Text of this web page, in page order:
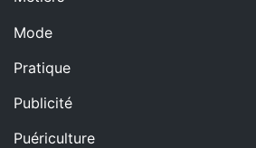
Mode
Pratique
Publicité
Puériculture